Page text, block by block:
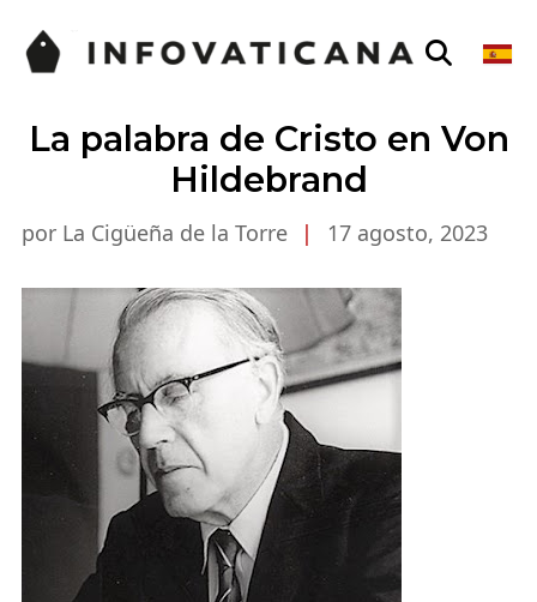
La palabra de Cristo en Von
Hildebrand
por La Cigüeña de la Torre | 17 agosto, 2023